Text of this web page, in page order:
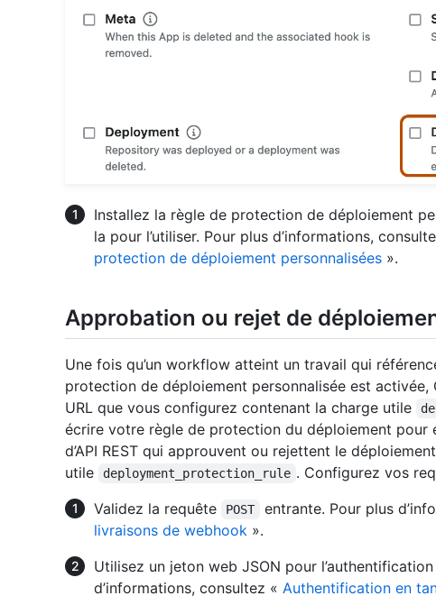
Installez la règle de protection de déploiement
la pour l’utiliser. Pour plus d’informations,
protection de déploiement personnalisées ».
Approbation ou rejet de
Une fois qu’un workflow atteint un travail qui
protection de déploiement personnalisée est activée,
URL que vous configurez contenant la charge utile
écrire votre règle de protection du déploiement pour
d’API REST qui approuvent ou rejettent le
utile
deployment_protection_rule . Configurez vos
Validez la requête
POST entrante. Pour plus
livraisons de webhook ».
Utilisez un jeton web JSON pour
d’informations, consultez « Authentification en